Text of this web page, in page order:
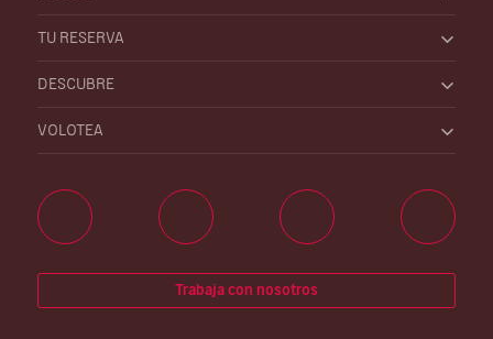
TU RESERVA
DESCUBRE
VOLOTEA
Trabaja con nosotros